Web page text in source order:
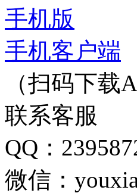
手机版
手机客户端
（扫码下载
联系客服
QQ：
微信：